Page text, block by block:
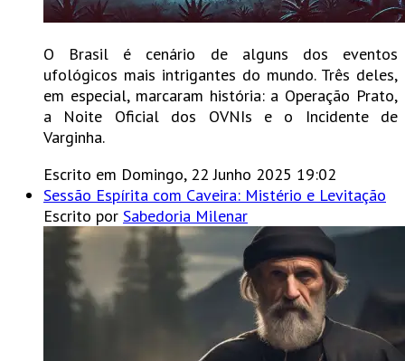
O Brasil é cenário de alguns dos eventos
ufológicos mais intrigantes do mundo. Três deles,
em especial, marcaram história: a Operação Prato,
a Noite Oficial dos OVNIs e o Incidente de
Varginha.
Escrito em Domingo, 22 Junho 2025 19:02
Sessão Espírita com Caveira: Mistério e Levitação
Escrito por Sabedoria Milenar